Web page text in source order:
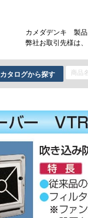
カメダデンキ 製品
弊社お取引先様は
カタログから探す